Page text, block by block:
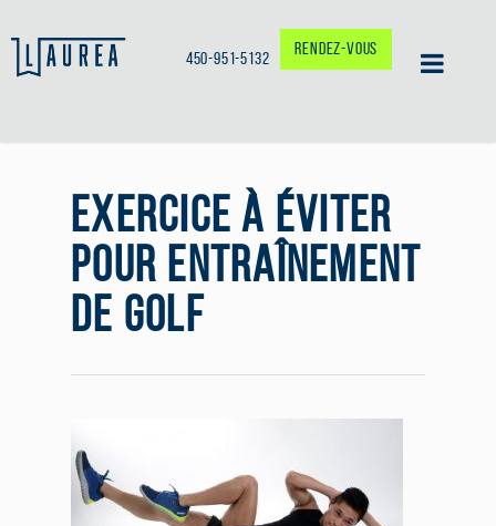
RENDEZ-VOUS
450-951-5132
EXERCICE À ÉVITER
POUR ENTRAÎNEMENT
DE GOLF